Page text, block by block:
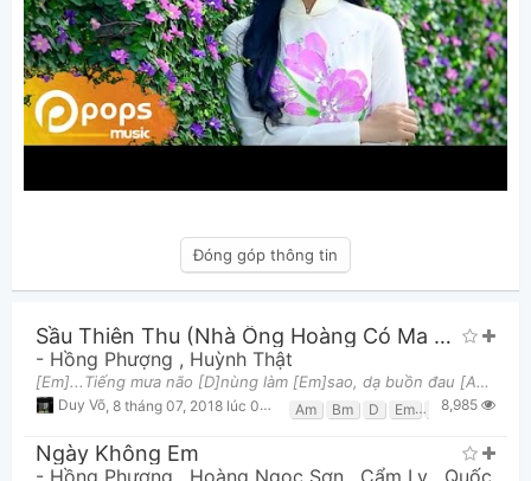
Đóng góp thông tin
Sầu Thiên Thu (Nhà Ông Hoàng Có Ma OST)
- Hồng Phượng , Huỳnh Thật
[Em]...Tiếng mưa não [D]nùng làm [Em]sao, dạ buồn đau [Am]...Thế [Bm]thái nhân [Em]tình, ta với mìn
Duy Võ 8 tháng 07, 2018 lúc 08:39pm Am Bm D Em 8,985
Ngày Không Em
- Hồng Phượng , Hoàng Ngọc Sơn , Cẩm Ly , Quốc